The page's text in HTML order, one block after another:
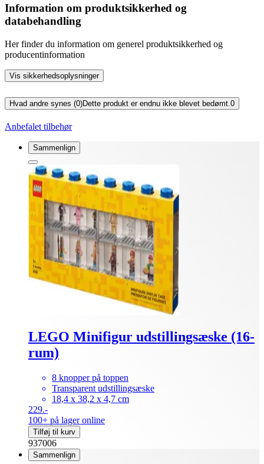
Information om produktsikkerhed og
databehandling
Her finder du information om generel produktsikkerhed og
producentinformation
Vis sikkerhedsoplysninger
Hvad andre synes (0)Dette produkt er endnu ikke blevet bedømt. 0
Anbefalet tilbehør
Sammenlign
LEGO Minifigur udstillingsæske (16-
rum)
8 knopper på toppen
Transparent udstillingsæske
18,4 x 38,2 x 4,7 cm
229.-
100+ på lager online
Tilføj til kurv
937006
Sammenlign